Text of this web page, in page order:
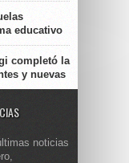
educativo
completó la
y nuevas
noticias